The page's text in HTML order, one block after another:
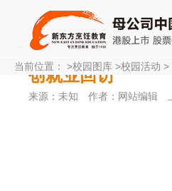
创就业回访
来源：未知 作者：网站编辑
当前位置： >校园图库 >校园活动 >